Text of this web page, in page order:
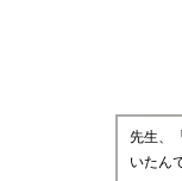
先生、
いたん